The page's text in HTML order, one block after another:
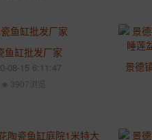
鱼缸批发厂家
08-15 6:11:47
3907浏览